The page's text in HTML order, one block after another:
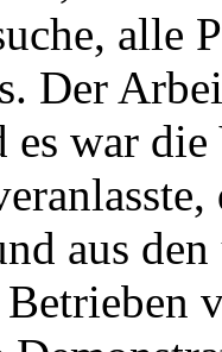
alle
Der
war
aus